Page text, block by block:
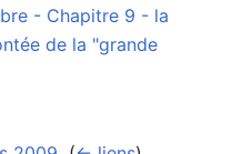
- Chapitre 9 - la
de la "grande